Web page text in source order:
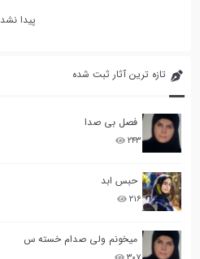
تازه ترین آثار ثبت شده
فصل بی صدا
۲۴۳
حبس ابد
۲۱۶
میخونم ولی صدام خسته س
پیدا نشد